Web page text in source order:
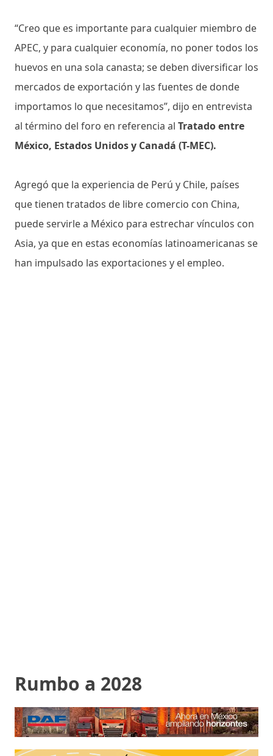
“Creo que es importante para cualquier miembro de
APEC, y para cualquier economía, no poner todos los
huevos en una sola canasta; se deben diversificar los
mercados de exportación y las fuentes de donde
importamos lo que necesitamos”, dijo en entrevista
al término del foro en referencia al Tratado entre
México, Estados Unidos y Canadá (T-MEC).
Agregó que la experiencia de Perú y Chile, países
que tienen tratados de libre comercio con China,
puede servirle a México para estrechar vínculos con
Asia, ya que en estas economías latinoamericanas se
han impulsado las exportaciones y el empleo.
Rumbo a 2028